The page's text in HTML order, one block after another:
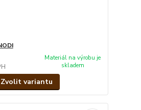
Materiál na výrobu je
skladem
Zvolit variantu